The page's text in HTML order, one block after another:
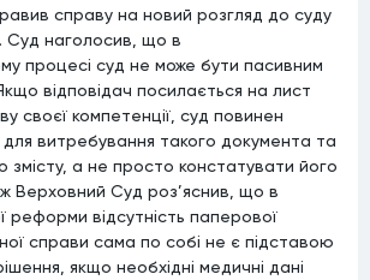
справу на новий розгляд до суду
Суд наголосив, що в
процесі суд не може бути пасивним
відповідач посилається на лист
своєї компетенції, суд повинен
для витребування такого документа та
змісту, а не просто констатувати його
Верховний Суд роз’яснив, що в
реформи відсутність паперової
справи сама по собі не є підставою
якщо необхідні медичні дані